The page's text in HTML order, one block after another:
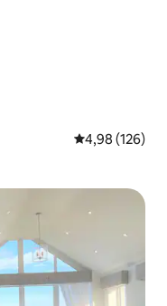
Gemiddelde
4,98 (126)